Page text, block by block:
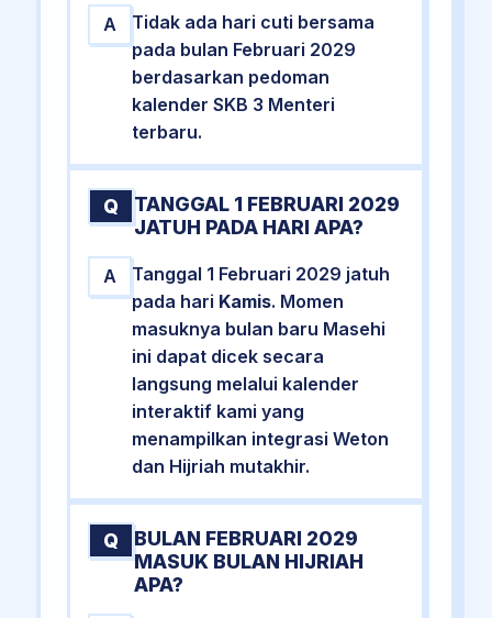
A
Tidak ada hari cuti bersama
pada bulan Februari 2029
berdasarkan pedoman
kalender SKB 3 Menteri
terbaru.
Q
TANGGAL 1 FEBRUARI 2029
JATUH PADA HARI APA?
A
Tanggal 1 Februari 2029 jatuh
pada hari Kamis. Momen
masuknya bulan baru Masehi
ini dapat dicek secara
langsung melalui kalender
interaktif kami yang
menampilkan integrasi Weton
dan Hijriah mutakhir.
Q
BULAN FEBRUARI 2029
MASUK BULAN HIJRIAH
APA?